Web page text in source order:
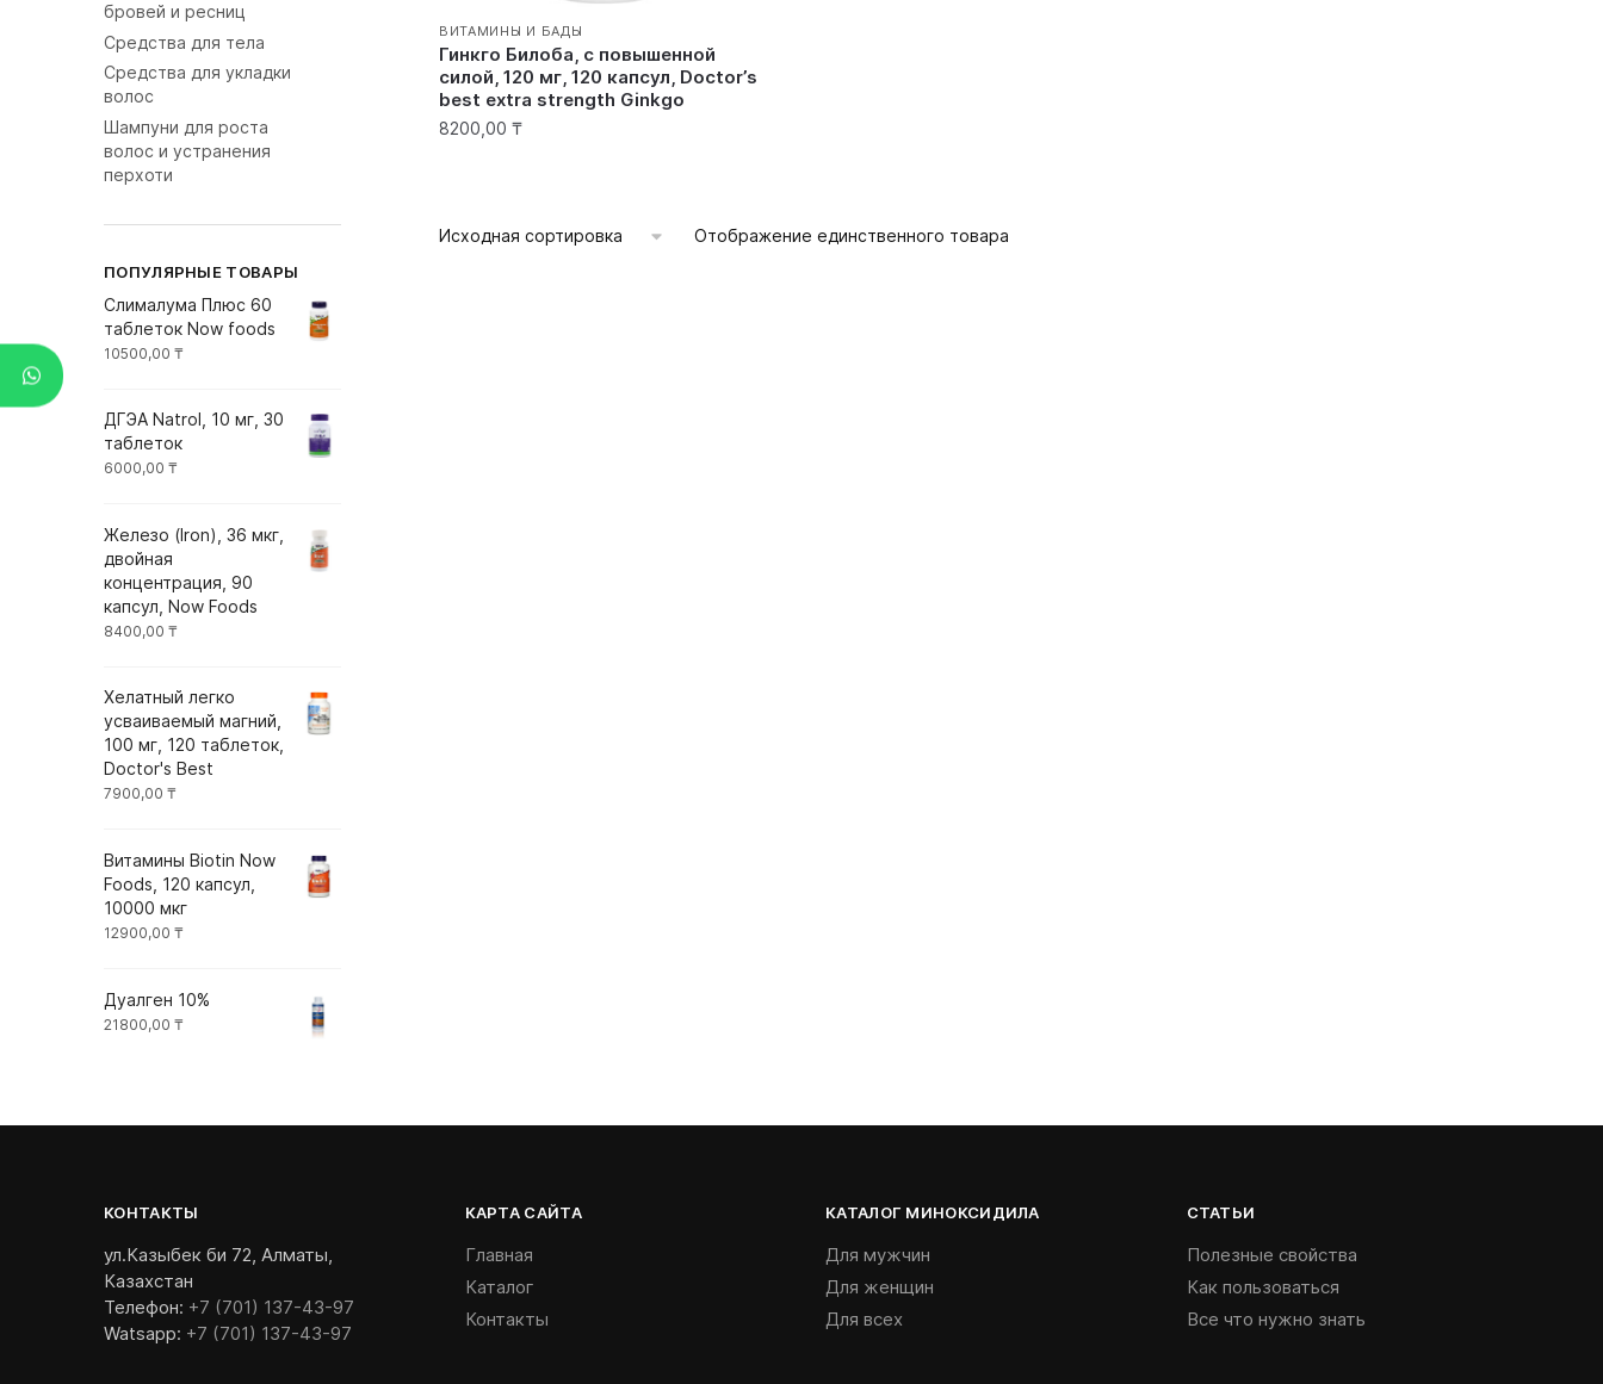
ВИТАМИНЫ И БАДЫ
Гинкго Билоба, с повышенной
силой, 120 мг, 120 капсул, Doctor’s
best extra strength Ginkgo
8200,00 ₸
Отображение единственного товара
бровей и ресниц
Средства для тела
Средства для укладки
волос
Шампуни для роста
волос и устранения
перхоти
ПОПУЛЯРНЫЕ ТОВАРЫ
Слималума Плюс 60
таблеток Now foods
10500,00 ₸
ДГЭА Natrol, 10 мг, 30
таблеток
6000,00 ₸
Железо (Iron), 36 мкг,
двойная
концентрация, 90
капсул, Now Foods
8400,00 ₸
Хелатный легко
усваиваемый магний,
100 мг, 120 таблеток,
Doctor's Best
7900,00 ₸
Витамины Biotin Now
Foods, 120 капсул,
10000 мкг
12900,00 ₸
Дуалген 10%
21800,00 ₸
КОНТАКТЫ
ул.Казыбек би 72, Алматы,
Казахстан
Телефон: +7 (701) 137-43-97
Watsapp: +7 (701) 137-43-97
КАРТА САЙТА
Главная
Каталог
Контакты
КАТАЛОГ МИНОКСИДИЛА
Для мужчин
Для женщин
Для всех
СТАТЬИ
Полезные свойства
Как пользоваться
Все что нужно знать